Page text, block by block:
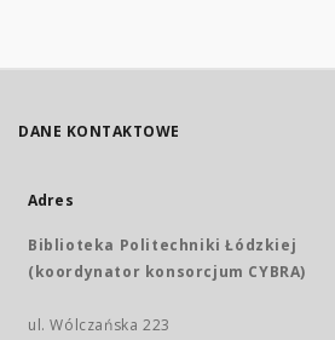
DANE KONTAKTOWE
Adres
Biblioteka Politechniki Łódzkiej
(koordynator konsorcjum CYBRA)
ul. Wólczańska 223